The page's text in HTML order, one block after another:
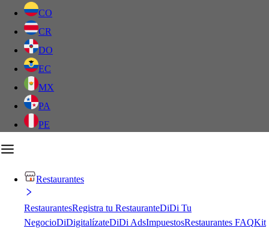
CO
CR
DO
EC
MX
PA
PE
Restaurantes
RestaurantesRegistra tu RestauranteDiDi Tu
NegocioDiDigitalízateDiDi AdsImpuestosRestaurantes FAQKit